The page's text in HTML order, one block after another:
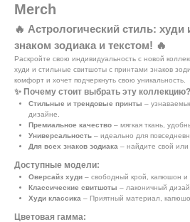
Merch
🔥 Астрологический стиль:
знаком зодиака и текстом! 🔥
Раскройте свою индивидуальность с новой
худи и стильные свитшоты с принтами знаков
комфорт и хочет подчеркнуть свою уникальность.
✨ Почему стоит выбрать эту коллекцию?
Стильные и трендовые принты –
дизайне.
Премиальное качество – мягкая ткань,
Универсальность – идеально для
Для всех знаков зодиака – найдите свой
Доступные модели:
Оверсайз худи – свободный крой, капюшон и
Классические свитшоты – лаконичный
Худи классика – Приятный материал,
Цветовая гамма: